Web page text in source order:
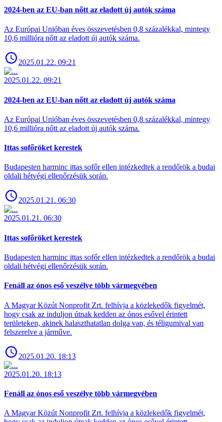
2024-ben az EU-ban nőtt az eladott új autók száma
Az Európai Unióban éves összevetésben 0,8 százalékkal, mintegy
10,6 millióra nőtt az eladott új autók száma.
2025.01.22. 09:21
2025.01.22. 09:21
2024-ben az EU-ban nőtt az eladott új autók száma
Az Európai Unióban éves összevetésben 0,8 százalékkal, mintegy
10,6 millióra nőtt az eladott új autók száma.
Ittas sofőröket kerestek
Budapesten harminc ittas sofőr ellen intézkedtek a rendőrök a budai
oldali hétvégi ellenőrzésük során.
2025.01.21. 06:30
2025.01.21. 06:30
Ittas sofőröket kerestek
Budapesten harminc ittas sofőr ellen intézkedtek a rendőrök a budai
oldali hétvégi ellenőrzésük során.
Fenáll az ónos eső veszélye több vármegyében
A Magyar Közút Nonprofit Zrt. felhívja a közlekedők figyelmét,
hogy csak az induljon útnak kedden az ónos esővel érintett
területeken, akinek halaszthatatlan dolga van, és téligumival van
felszerelve a járműve.
2025.01.20. 18:13
2025.01.20. 18:13
Fenáll az ónos eső veszélye több vármegyében
A Magyar Közút Nonprofit Zrt. felhívja a közlekedők figyelmét,